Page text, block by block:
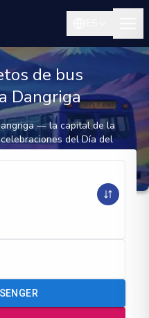
de bus
Dangriga
— la capital de la
del Día del
+ puerta de entrada a